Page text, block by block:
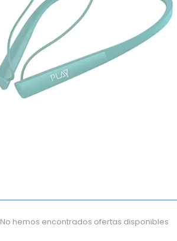
No hemos encontrados ofertas disponibles